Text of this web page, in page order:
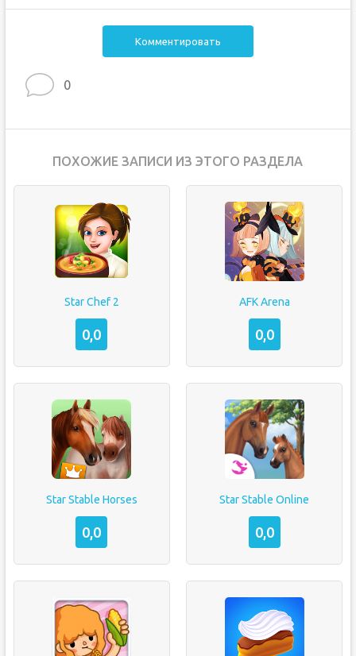
Комментировать
0
ПОХОЖИЕ ЗАПИСИ ИЗ ЭТОГО РАЗДЕЛА
Star Chef 2
0,0
AFK Arena
0,0
Star Stable Horses
0,0
Star Stable Online
0,0